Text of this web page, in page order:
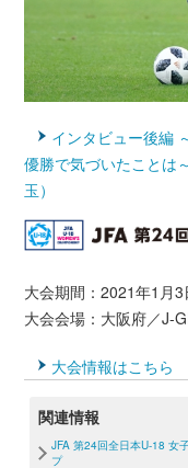
インタビュー後編
優勝で気づいたことは
玉）
大会期間：2021年1月
大会会場：大阪府／J-
大会情報はこちら
関連情報
JFA 第24回全日本U-18 女
プ